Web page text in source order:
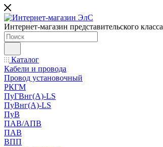
Интернет-магазин представительского класса
Каталог
Кабели и провода
Провод установочный
РКГМ
ПуГВнг(А)-LS
ПуВнг(А)-LS
ПуВ
ПАВ/АПВ
ПАВ
ВПП